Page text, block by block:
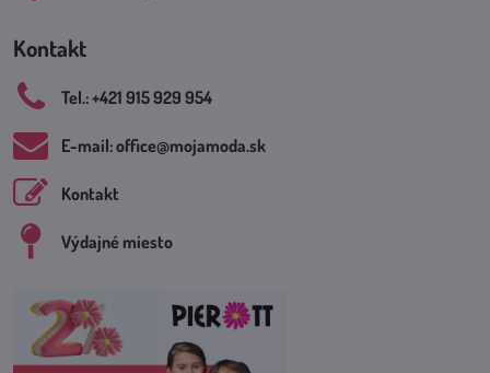
Kontakt
Tel​.: +421 915 929 954
E-mail: office​@mojamoda​.sk
Kontakt
Výdajné miesto